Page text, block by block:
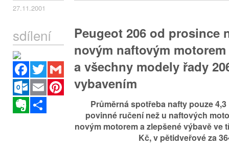
27.11.2001
sdílení
Facebook
Twitter
Gmail
Outlook.com
Email
Pinterest
Evernote
Peugeot 206 od prosince
novým naftovým motorem
a všechny modely řady
vybavením
Průměrná spotřeba nafty pouze
povinné ručení než u naftových
novým motorem a zlepšené výbavě ve
Kč, v pětidveřové za